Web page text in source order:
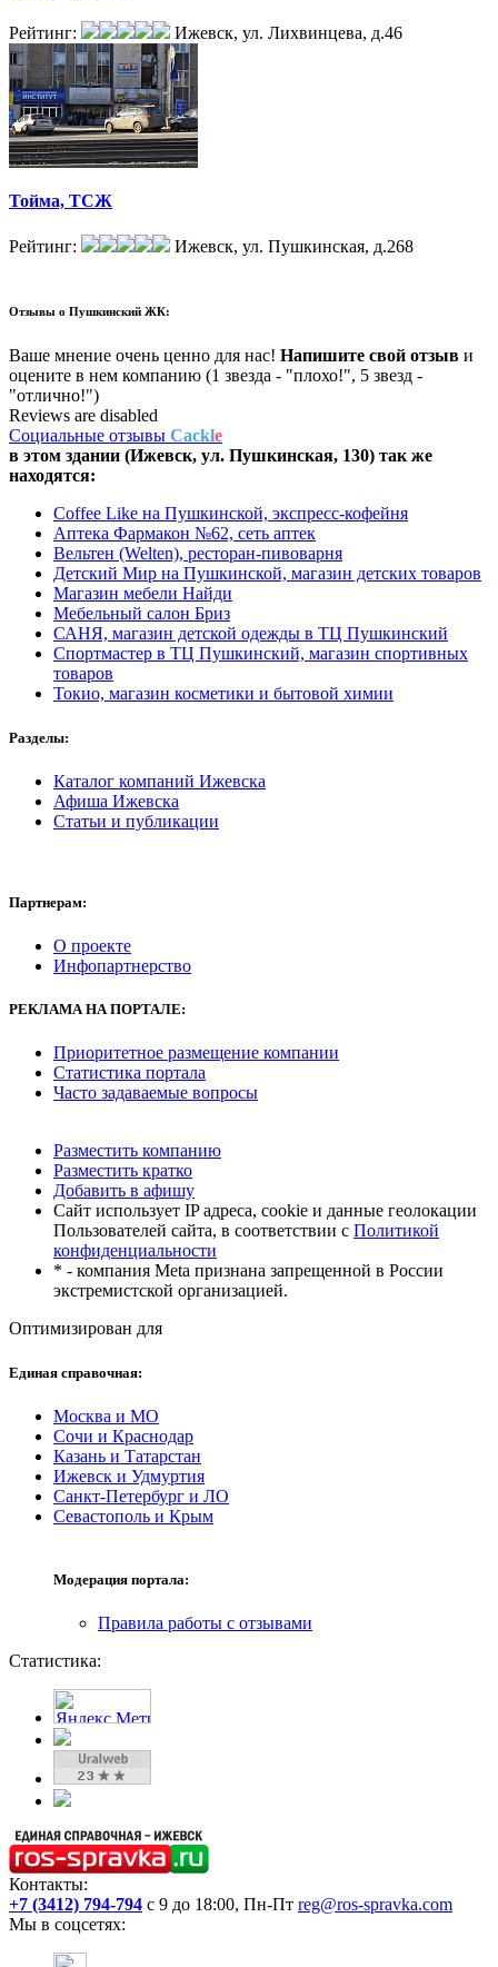
Рейтинг: Ижевск, ул. Лихвинцева, д.46
Тойма, ТСЖ
Рейтинг: Ижевск, ул. Пушкинская, д.268
Отзывы о Пушкинский ЖК:
Ваше мнение очень ценно для нас! Напишите свой отзыв и
оцените в нем компанию (1 звезда - "плохо!", 5 звезд -
"отлично!")
Reviews are disabled
Социальные отзывы Cackle
в этом здании (Ижевск, ул. Пушкинская, 130) так же
находятся:
Coffee Like на Пушкинской, экспресс-кофейня
Аптека Фармакон №62, сеть аптек
Вельтен (Welten), ресторан-пивоварня
Детский Мир на Пушкинской, магазин детских товаров
Магазин мебели Найди
Мебельный салон Бриз
САНЯ, магазин детской одежды в ТЦ Пушкинский
Спортмастер в ТЦ Пушкинский, магазин спортивных
товаров
Токио, магазин косметики и бытовой химии
Разделы:
Каталог компаний Ижевска
Афиша Ижевска
Статьи и публикации
Партнерам:
О проекте
Инфопартнерство
РЕКЛАМАНА ПОРТАЛЕ:
Приоритетное размещение компании
Статистика портала
Часто задаваемые вопросы
Разместить компанию
Разместить кратко
Добавить в афишу
Сайт использует IP адреса, cookie и данные геолокации
Пользователей сайта, в соответствии с Политикой
конфиденциальности
* - компания Meta признана запрещенной в России
экстремистской организацией.
Оптимизирован для
Единая справочная:
Москва и МО
Сочи и Краснодар
Казань и Татарстан
Ижевск и Удмуртия
Санкт-Петербург и ЛО
Севастополь и Крым
Модерация портала:
Правила работы с отзывами
Статистика:
Контакты:
+7 (3412) 794-794 с 9 до 18:00, Пн-Пт reg@ros-spravka.com
Мы в соцсетях: